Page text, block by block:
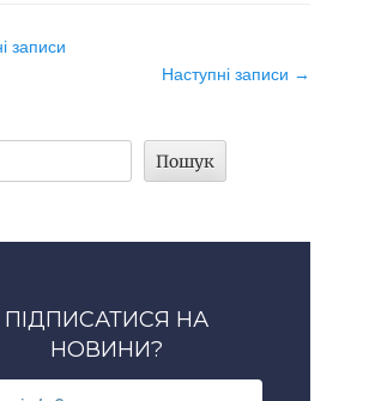
записи
Наступні записи →
Пошук
ПІДПИСАТИСЯ НА
НОВИНИ?